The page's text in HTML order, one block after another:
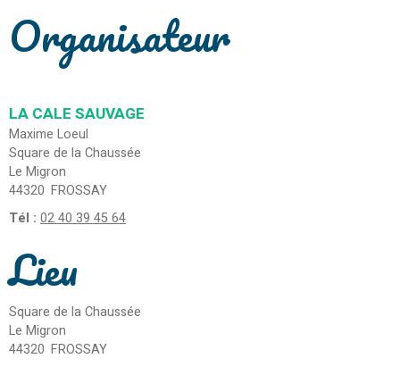
Organisateur
LA CALE SAUVAGE
Maxime Loeul
Square de la Chaussée
Le Migron
44320 FROSSAY
Tél : 02 40 39 45 64
Lieu
Square de la Chaussée
Le Migron
44320 FROSSAY